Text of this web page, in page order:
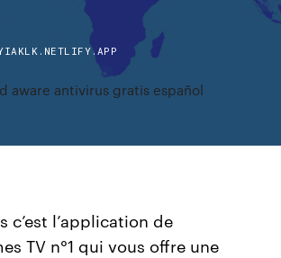
aware antivirus gratis español
c’est l’application de
TV n°1 qui vous offre une